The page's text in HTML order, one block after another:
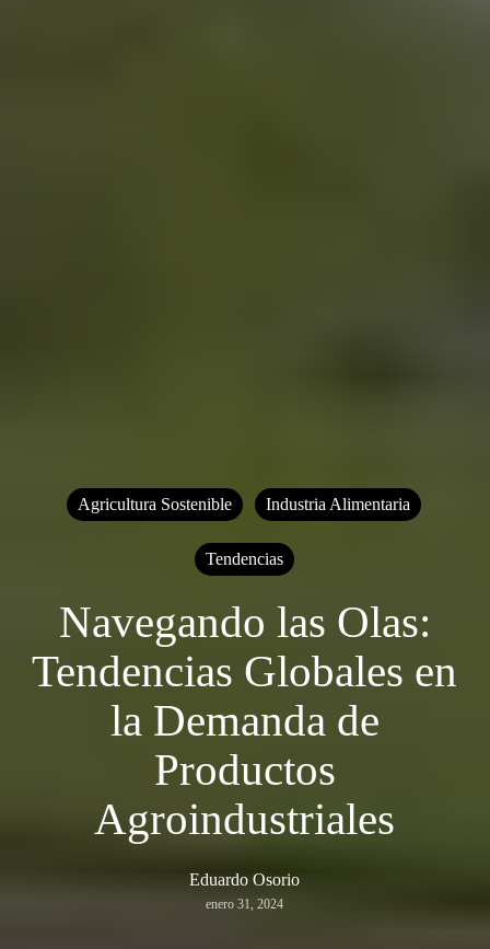
Agricultura Sostenible Industria Alimentaria
Tendencias
Navegando las Olas:
Tendencias Globales en
la Demanda de
Productos
Agroindustriales
Eduardo Osorio
enero 31, 2024